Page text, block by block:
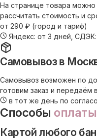
На странице товара можно
рассчитать стоимость и
от 290 ₽ (город и тариф)
Яндекс: от 3 дней, СДЭК:
Самовывоз в
Самовывоз возможен по
готовим заказ и передаём
в тот же день по
Способы оплаты
Картой любого